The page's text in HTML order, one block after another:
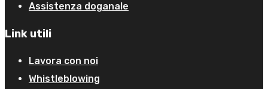
Assistenza doganale
Link utili
Lavora con noi
Whistleblowing